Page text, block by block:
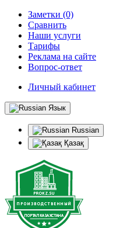
Заметки (0)
Сравнить
Наши услуги
Тарифы
Реклама на сайте
Вопрос-ответ
Личный кабинет
Язык
Russian
Қазақ